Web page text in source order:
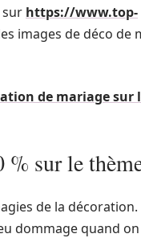
sur https://www.top-
images de déco de
de mariage sur
% sur le
de la
dommage quand